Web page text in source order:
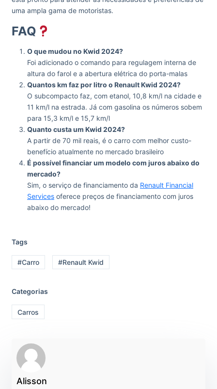
uma ampla gama de motoristas.
FAQ
O que mudou no Kwid 2024?
Foi adicionado o comando para regulagem interna de
altura do farol e a abertura elétrica do porta-malas
Quantos km faz por litro o Renault Kwid 2024?
O subcompacto faz, com etanol, 10,8 km/l na cidade e
11 km/l na estrada. Já com gasolina os números sobem
para 15,3 km/l e 15,7 km/l
Quanto custa um Kwid 2024?
A partir de 70 mil reais, é o carro com melhor custo-
benefício atualmente no mercado brasileiro
É possível financiar um modelo com juros abaixo do
mercado?
Sim, o serviço de financiamento da Renault Financial
Services oferece preços de financiamento com juros
abaixo do mercado!
Tags
#Carro #Renault Kwid
Categorias
Carros
Alisson